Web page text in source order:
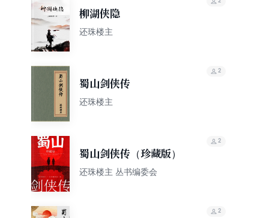
柳湖侠隐
还珠楼主
蜀山剑侠传
还珠楼主
2
蜀山剑侠传（珍藏版）
还珠楼主 丛书编委会
2
2